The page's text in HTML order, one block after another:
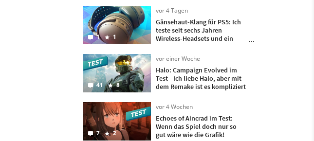
irgendwann wollte ich nur
noch, dass es vorbei ist
1 1
vor 4 Tagen
Gänsehaut-Klang für PS5: Ich
teste seit sechs Jahren
Wireless-Headsets und ein
auf meinem Kopf
41 8
vor einer Woche
Halo: Campaign Evolved im
Test - Ich liebe Halo, aber mit
dem Remake ist es kompliziert
7 2
vor 4 Wochen
Echoes of Aincrad im Test:
Wenn das Spiel doch nur so
gut wäre wie die Grafik!